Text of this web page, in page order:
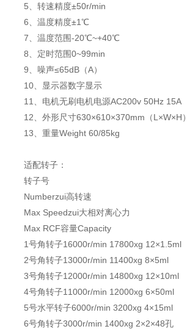
5、转速精度±50r/min
6、温度精度±1℃
7、温度范围-20℃~+40℃
8、定时范围0~99min
9、噪声≤65dB（A）
10、显示器数字显示
11、电机无刷电机电源AC200v 50Hz 15A
12、外形尺寸630×610×370mm（L×W×H）
13、重量Weight 60/85kg
适配转子：
转子号
Numberzui高转速
Max Speedzui大相对离心力
Max RCF容量Capacity
1号角转子16000r/min 17800xg 12×1.5ml
2号角转子13000r/min 11400xg 8×5ml
3号角转子12000r/min 14800xg 12×10ml
4号角转子11000r/min 12000xg 6×50ml
5号水平转子6000r/min 3200xg 4×15ml
6号角转子3000r/min 1400xg 2×2×48孔